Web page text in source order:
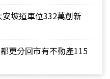
坡道車位332萬創新
更分回市有不動產115